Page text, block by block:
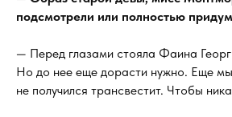
подсмотрели или полностью
— Перед глазами стояла Фаина
Но до нее еще дорасти нужно. Еще
не получился трансвестит. Чтобы